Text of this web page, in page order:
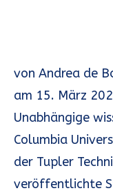
von Andrea de
am 15. März
Unabhängige
Columbia
der Tupler
veröffentlichte